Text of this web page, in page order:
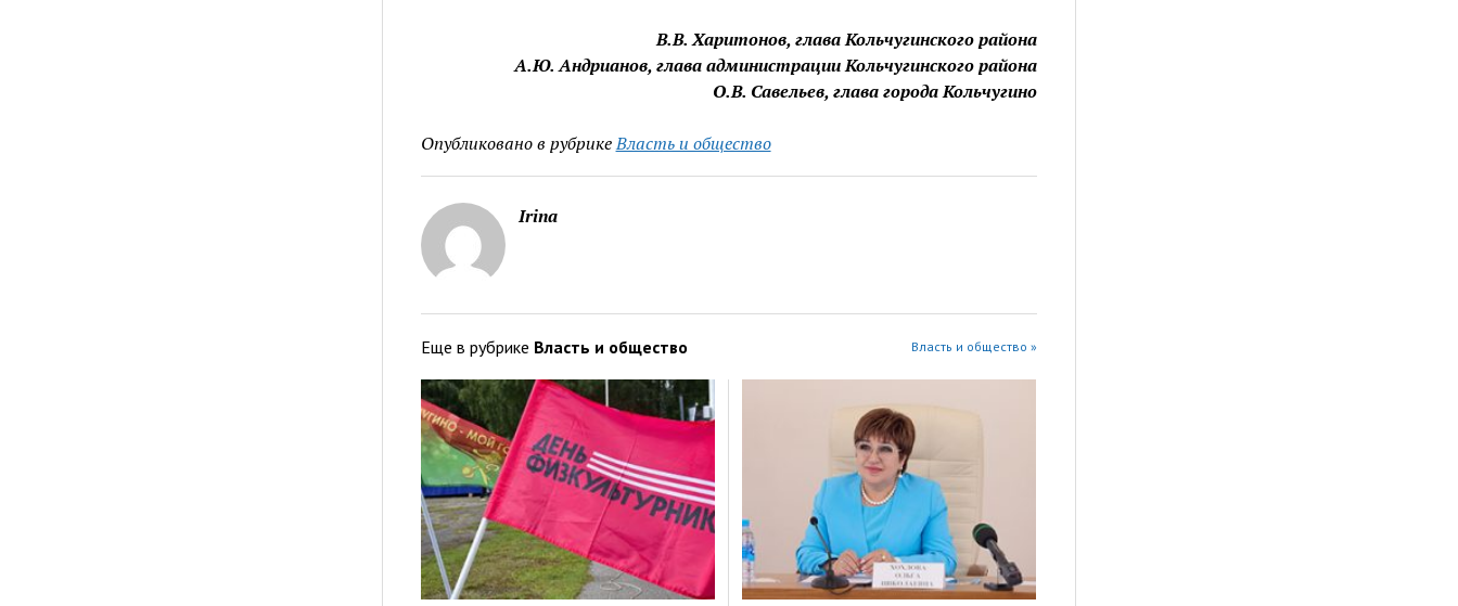
В.В. Харитонов, глава Кольчугинского района
А.Ю. Андрианов, глава администрации Кольчугинского района
О.В. Савельев, глава города Кольчугино
Опубликовано в рубрикеВласть и общество
Irina
Еще в рубрике Власть и общество Власть и общество »